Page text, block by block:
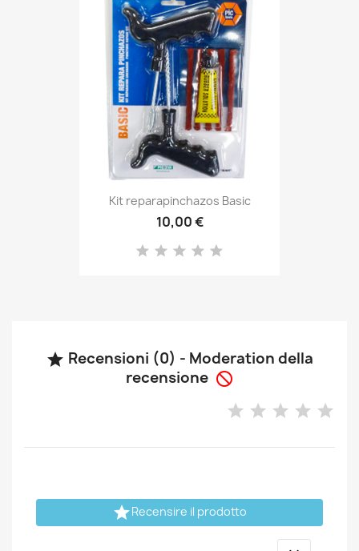
Kit reparapinchazos Basic
10,00 €
 Recensioni (0) - Moderation della
recensione 
Recensire il prodotto